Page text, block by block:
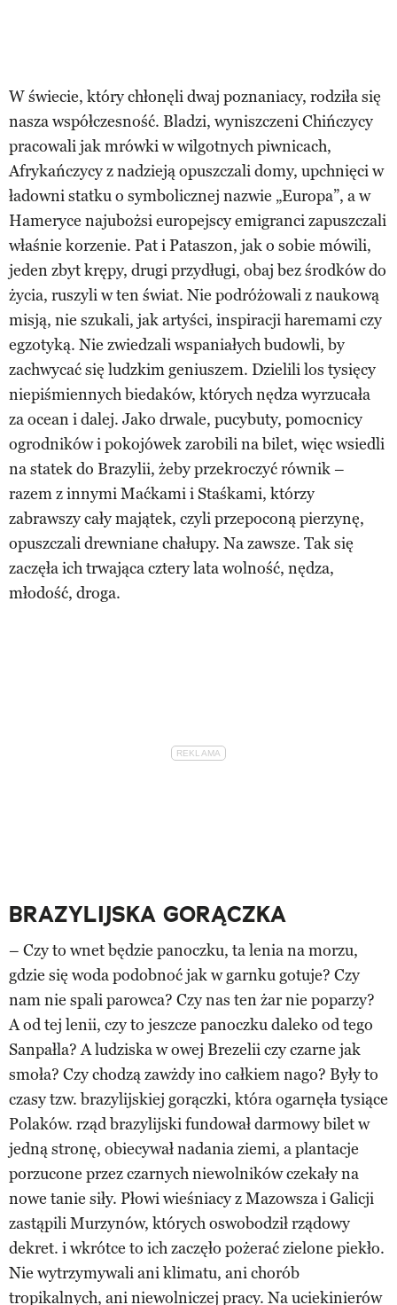
W świecie, który chłonęli dwaj poznaniacy, rodziła się
nasza współczesność. Bladzi, wyniszczeni Chińczycy
pracowali jak mrówki w wilgotnych piwnicach,
Afrykańczycy z nadzieją opuszczali domy, upchnięci w
ładowni statku o symbolicznej nazwie „Europa”, a w
Hameryce najubożsi europejscy emigranci zapuszczali
właśnie korzenie. Pat i Pataszon, jak o sobie mówili,
jeden zbyt krępy, drugi przydługi, obaj bez środków do
życia, ruszyli w ten świat. Nie podróżowali z naukową
misją, nie szukali, jak artyści, inspiracji haremami czy
egzotyką. Nie zwiedzali wspaniałych budowli, by
zachwycać się ludzkim geniuszem. Dzielili los tysięcy
niepiśmiennych biedaków, których nędza wyrzucała
za ocean i dalej. Jako drwale, pucybuty, pomocnicy
ogrodników i pokojówek zarobili na bilet, więc wsiedli
na statek do Brazylii, żeby przekroczyć równik –
razem z innymi Maćkami i Staśkami, którzy
zabrawszy cały majątek, czyli przepoconą pierzynę,
opuszczali drewniane chałupy. Na zawsze. Tak się
zaczęła ich trwająca cztery lata wolność, nędza,
młodość, droga.
BRAZYLIJSKA GORĄCZKA
– Czy to wnet będzie panoczku, ta lenia na morzu,
gdzie się woda podobnoć jak w garnku gotuje? Czy
nam nie spali parowca? Czy nas ten żar nie poparzy?
A od tej lenii, czy to jeszcze panoczku daleko od tego
Sanpałla? A ludziska w owej Brezelii czy czarne jak
smoła? Czy chodzą zawżdy ino całkiem nago? Były to
czasy tzw. brazylijskiej gorączki, która ogarnęła tysiące
Polaków. rząd brazylijski fundował darmowy bilet w
jedną stronę, obiecywał nadania ziemi, a plantacje
porzucone przez czarnych niewolników czekały na
nowe tanie siły. Płowi wieśniacy z Mazowsza i Galicji
zastąpili Murzynów, których oswobodził rządowy
dekret. i wkrótce to ich zaczęło pożerać zielone piekło.
Nie wytrzymywali ani klimatu, ani chorób
tropikalnych, ani niewolniczej pracy. Na uciekinierów